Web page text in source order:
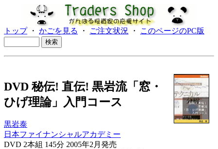
トップ・ かごを見る ・ ご注文状況 ・ このページのPC版
DVD 秘伝! 直伝! 黒岩流「窓・
ひげ理論」入門コース
黒岩泰
日本ファイナンシャルアカデミー
DVD 2本組 145分 2005年2月発売